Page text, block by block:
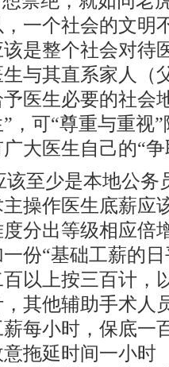
一个社会的文明
是整个社会对待
与其直系家人（
医生必要的社会
，可“尊重与重视
大医生自己的“争
该至少是本地公务
主操作医生底薪应
分出等级相应倍
份“基础工薪的
以上按三百计，
其他辅助手术人
每小时，保底一
拖延时间一小时